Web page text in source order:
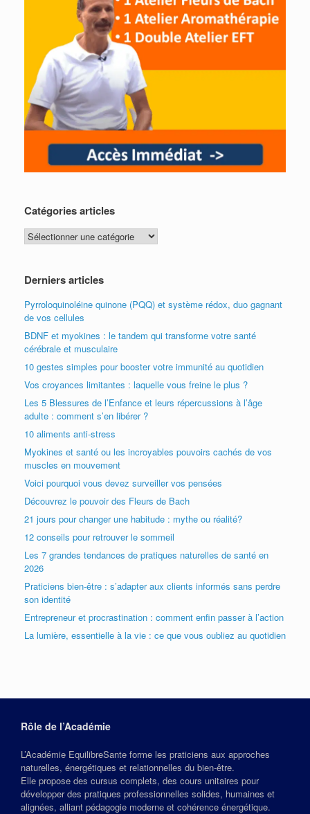
Catégories articles
Catégories
articles
Derniers articles
Pyrroloquinoléine quinone (PQQ) et système rédox, duo gagnant
de vos cellules
BDNF et myokines : le tandem qui transforme votre santé
cérébrale et musculaire
10 gestes simples pour booster votre immunité au quotidien
Vos croyances limitantes : laquelle vous freine le plus ?
Les 5 Blessures de l’Enfance et leurs répercussions à l’âge
adulte : comment s’en libérer ?
10 aliments anti-stress
Myokines et santé ou les incroyables pouvoirs cachés de vos
muscles en mouvement
Voici pourquoi vous devez surveiller vos pensées
Découvrez le pouvoir des Fleurs de Bach
21 jours pour changer une habitude : mythe ou réalité?
12 conseils pour retrouver le sommeil
Les 7 grandes tendances de pratiques naturelles de santé en
2026
Praticiens bien-être : s’adapter aux clients informés sans perdre
son identité
Entrepreneur et procrastination : comment enfin passer à l’action
La lumière, essentielle à la vie : ce que vous oubliez au quotidien
Rôle de l’Académie
L’Académie EquilibreSante forme les praticiens aux approches
naturelles, énergétiques et relationnelles du bien‑être.
Elle propose des cursus complets, des cours unitaires pour
développer des pratiques professionnelles solides, humaines et
alignées, alliant pédagogie moderne et cohérence énergétique.